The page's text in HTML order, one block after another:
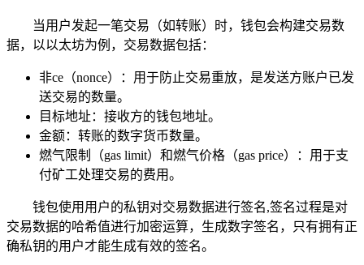
当用户发起一笔交易（如转账）时，钱包会构建交易数
据，以以太坊为例，交易数据包括：
非ce（nonce）：用于防止交易重放，是发送方账户已发
送交易的数量。
目标地址：接收方的钱包地址。
金额：转账的数字货币数量。
燃气限制（gas limit）和燃气价格（gas price）：用于支
付矿工处理交易的费用。
钱包使用用户的私钥对交易数据进行签名,签名过程是对
交易数据的哈希值进行加密运算，生成数字签名，只有拥有正
确私钥的用户才能生成有效的签名。